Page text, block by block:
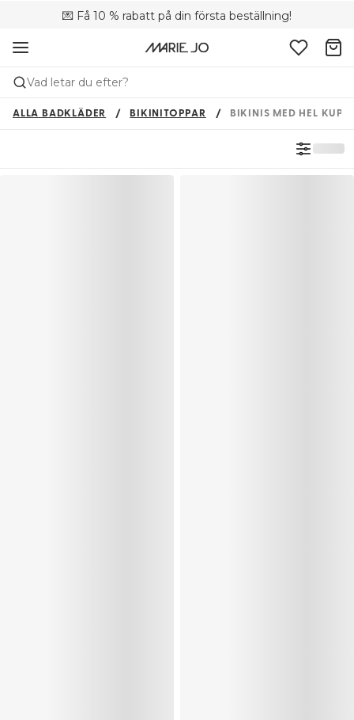
💌 Få 10 % rabatt på din första beställning!
🚚 Fri leverans vid köp över 699 SEK
🌍 Säljs i 67 butiker i Sverige
Vad letar du efter?
ALLA BADKLÄDER BIKINITOPPAR BIKINIS MED HEL KUPA